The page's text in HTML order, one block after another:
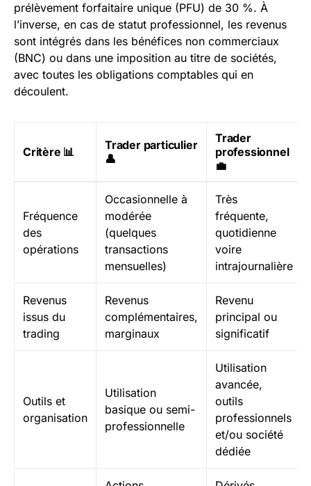
prélèvement forfaitaire unique (PFU) de 30 %. À
l’inverse, en cas de statut professionnel, les revenus
sont intégrés dans les bénéfices non commerciaux
(BNC) ou dans une imposition au titre de sociétés,
avec toutes les obligations comptables qui en
découlent.
Critère 📊
Trader particulier
👤
Trader
professionnel
💼
Fréquence
des
opérations
Occasionnelle à
modérée
(quelques
transactions
mensuelles)
Très
fréquente,
quotidienne
voire
intrajournalière
Revenus
issus du
trading
Revenus
complémentaires,
marginaux
Revenu
principal ou
significatif
Outils et
organisation
Utilisation
basique ou semi-
professionnelle
Utilisation
avancée,
outils
professionnels
et/ou société
dédiée